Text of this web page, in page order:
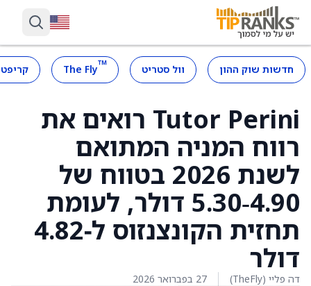
חדשות שוק ההון וול סטריט ™
The Fly
Tutor Perini רואים את
רווח המניה המתואם
לשנת 2026 בטווח של
4.90‑5.30 דולר, לעומת
תחזית הקונצנזוס ל‑4.82
דולר
דה פליי (TheFly) 27 בפברואר 2026